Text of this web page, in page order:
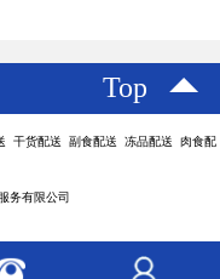
Top
干货配送 副食配送 冻品配送 肉食配
务有限公司